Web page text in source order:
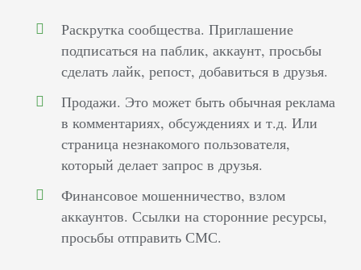
Раскрутка сообщества. Приглашение
подписаться на паблик, аккаунт, просьбы
сделать лайк, репост, добавиться в друзья.
Продажи. Это может быть обычная реклама
в комментариях, обсуждениях и т.д. Или
страница незнакомого пользователя,
который делает запрос в друзья.
Финансовое мошенничество, взлом
аккаунтов. Ссылки на сторонние ресурсы,
просьбы отправить СМС.